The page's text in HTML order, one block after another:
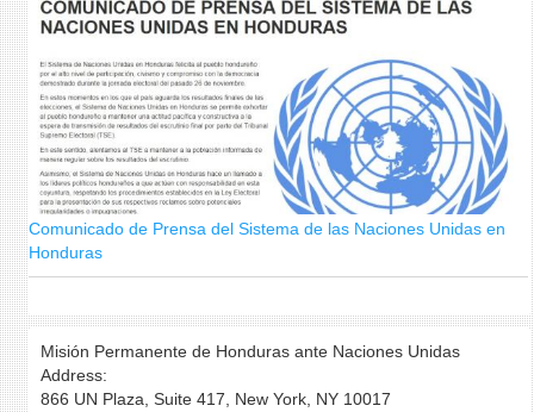
Comunicado de Prensa del Sistema de las Naciones Unidas en
Honduras
Índice de Pobreza Multidimensional de Honduras
Misión Permanente de Honduras ante Naciones Unidas
Address:
866 UN Plaza, Suite 417, New York, NY 10017